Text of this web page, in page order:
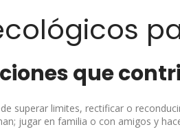
que
superar limites, rectificar o
jugar en familia o con amigos y